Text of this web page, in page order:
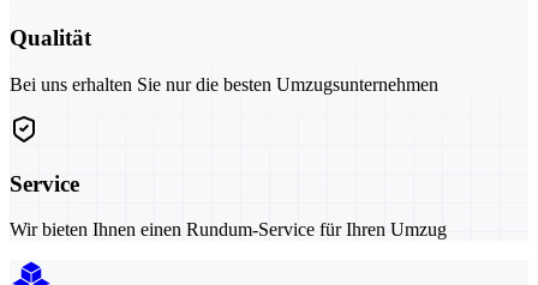
Qualität
Bei uns erhalten Sie nur die besten Umzugsunternehmen
Service
Wir bieten Ihnen einen Rundum-Service für Ihren Umzug